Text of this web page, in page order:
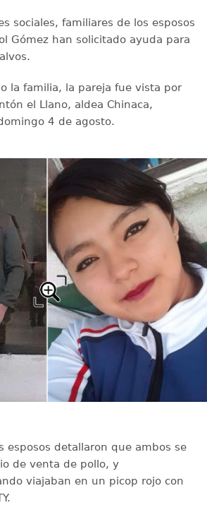
sociales, familiares de los esposos
Gómez han solicitado ayuda para
la familia, la pareja fue vista por
el Llano, aldea Chinaca,
4 de agosto.
esposos detallaron que ambos se
de venta de pollo, y
viajaban en un picop rojo con